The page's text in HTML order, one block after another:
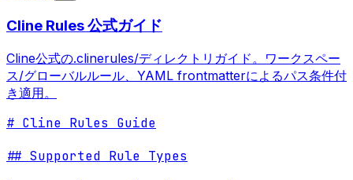
Cline Rules 公式ガイド
Cline公式の.clinerules/ディレクトリガイド。ワークスペー
ス/グローバルルール、YAML frontmatterによるパス条件付
き適用。
# Cline Rules Guide
## Supported Rule Types